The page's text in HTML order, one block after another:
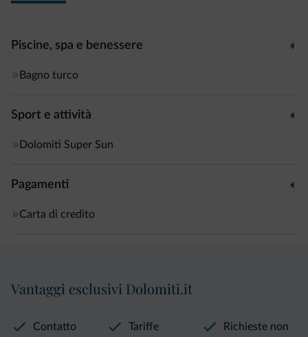
dell'importo totale prenotato. L'importo totale viene pagato
prenotazione è richiesta una carta di credito.
Piscine, spa e benessere
Bagno turco
Sport e attività
Dolomiti Super Sun
Pagamenti
Carta di credito
Vantaggi esclusivi Dolomiti.it
Contatto
Tariffe
Richieste non